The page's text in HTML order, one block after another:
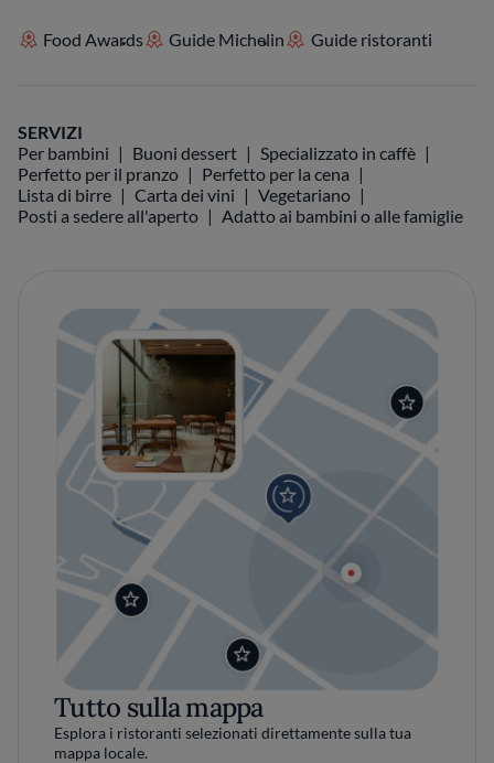
Food Awards Guide Michelin Guide ristoranti
SERVIZI
Per bambini
Buoni dessert
Specializzato in caffè
Perfetto per il pranzo
Perfetto per la cena
Lista di birre
Carta dei vini
Vegetariano
Posti a sedere all'aperto
Adatto ai bambini o alle famiglie
Tutto sulla mappa
Esplora i ristoranti selezionati direttamente sulla tua
mappa locale.